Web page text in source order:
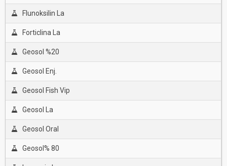
Flunoksilin La
Forticlina La
Geosol %20
Geosol Enj.
Geosol Fish Vip
Geosol La
Geosol Oral
Geosol% 80